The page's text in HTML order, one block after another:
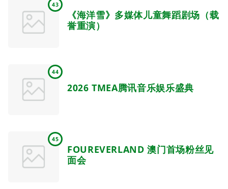
43
《海洋雪》多媒体儿童舞蹈剧场（载
誉重演）
44
2026 TMEA腾讯音乐娱乐盛典
45
FOUREVERLAND 澳门首场粉丝见
面会